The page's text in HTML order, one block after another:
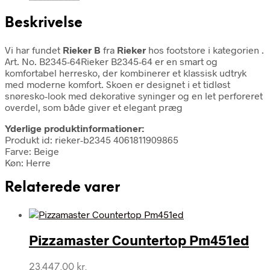
Beskrivelse
Vi har fundet Rieker B fra Rieker hos footstore i kategorien .
Art. No. B2345-64Rieker B2345-64 er en smart og
komfortabel herresko, der kombinerer et klassisk udtryk
med moderne komfort. Skoen er designet i et tidløst
snøresko-look med dekorative syninger og en let perforeret
overdel, som både giver et elegant præg
Yderlige produktinformationer:
Produkt id: rieker-b2345 4061811909865
Farve: Beige
Køn: Herre
Relaterede varer
Pizzamaster Countertop Pm451ed
23.447,00 kr.